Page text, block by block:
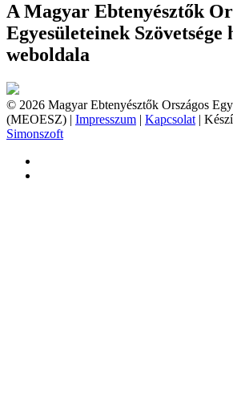
A Magyar Ebtenyésztők
Egyesületeinek Szövetsége
weboldala
© 2026 Magyar Ebtenyésztők Országos
(MEOESZ) | Impresszum | Kapcsolat |
Simonszoft